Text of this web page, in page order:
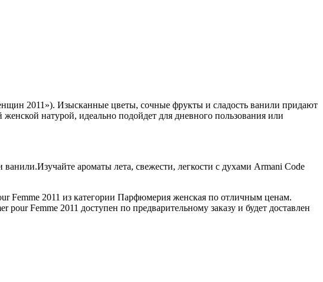
2011»). Изысканные цветы, сочные фрукты и сладость ванили придают
натурой, идеально подойдет для дневного пользования или
ароматы лета, свежести, легкости с духами Armani Code
Femme 2011 из категории Парфюмерия женская по отличным ценам.
Femme 2011 доступен по предварительному заказу и будет доставлен